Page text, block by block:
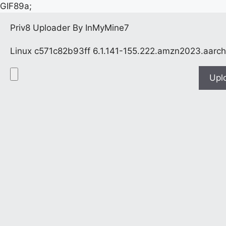
GIF89a;
Priv8 Uploader By InMyMine7